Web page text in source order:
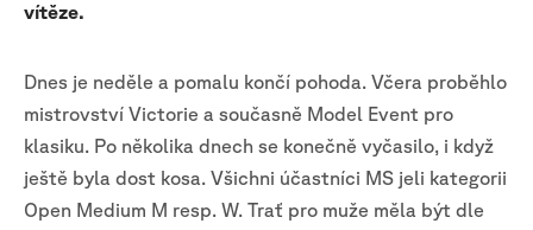
vítěze.
Dnes je neděle a pomalu končí pohoda. Včera proběhlo
mistrovství Victorie a současně Model Event pro
klasiku. Po několika dnech se konečně vyčasilo, i když
ještě byla dost kosa. Všichni účastníci MS jeli kategorii
Open Medium M resp. W. Trať pro muže měla být dle